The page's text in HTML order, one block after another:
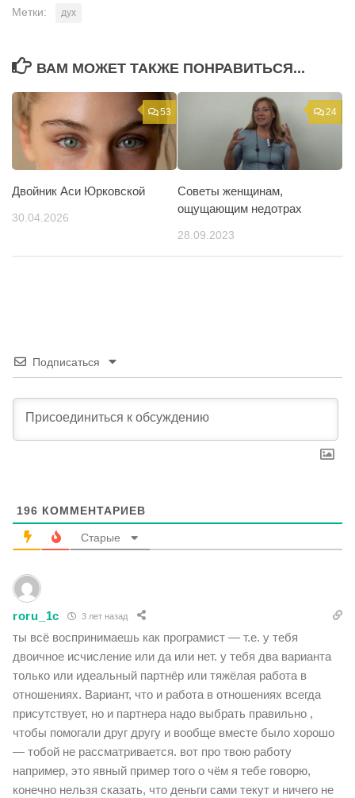
Метки: дух
ВАМ МОЖЕТ ТАКЖЕ ПОНРАВИТЬСЯ...
53
Двойник Аси Юрковской
30.04.2026
24
Советы женщинам,
ощущающим недотрах
28.09.2023
Подписаться
196 КОММЕНТАРИЕВ
Старые
roru_1c 3 лет назад
ты всё воспринимаешь как програмист — т.е. у тебя
двоичное исчисление или да или нет. у тебя два варианта
только или идеальный партнёр или тяжёлая работа в
отношениях. Вариант, что и работа в отношениях всегда
присутствует, но и партнера надо выбрать правильно ,
чтобы помогали друг другу и вообще вместе было хорошо
— тобой не рассматривается. вот про твою работу
например, это явный пример того о чём я тебе говорю,
конечно нельзя сказать, что деньги сами текут и ничего не